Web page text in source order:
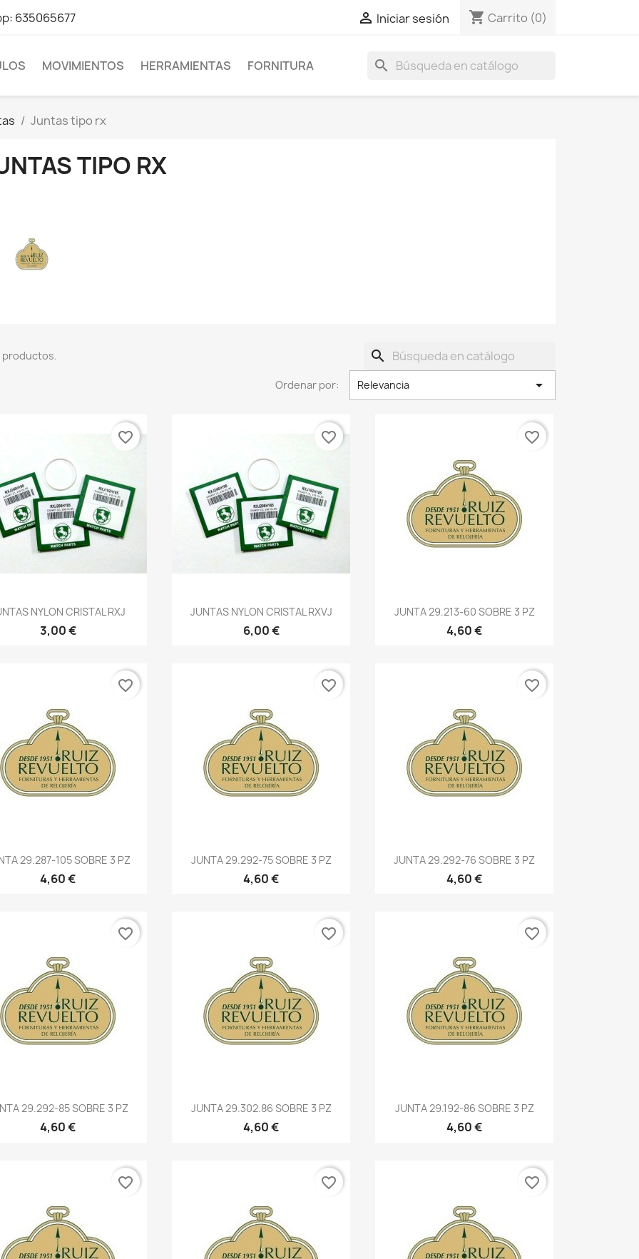
635065677  Iniciar sesión shopping_cart Carrito (0)
search
MOVIMIENTOS HERRAMIENTAS FORNITURA
Juntas tipo rx
TIPO RX
search
productos.
Ordenar por: Relevancia 
NYLON CRISTAL RXJ
3,00 €
favorite_border
JUNTAS NYLON CRISTAL RXVJ
6,00 €
favorite_border
JUNTA 29.213-60 SOBRE 3 PZ
4,60 €
favorite_border
29.287-105 SOBRE 3 PZ
4,60 €
favorite_border
JUNTA 29.292-75 SOBRE 3 PZ
4,60 €
favorite_border
JUNTA 29.292-76 SOBRE 3 PZ
4,60 €
favorite_border
29.292-85 SOBRE 3 PZ
4,60 €
favorite_border
JUNTA 29.302.86 SOBRE 3 PZ
4,60 €
favorite_border
JUNTA 29.192-86 SOBRE 3 PZ
4,60 €
favorite_border
favorite_border favorite_border favorite_border